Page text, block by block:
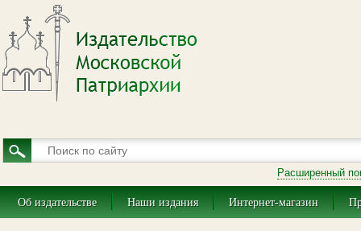
Расширенный
Об издательстве Наши издания Интернет-магазин